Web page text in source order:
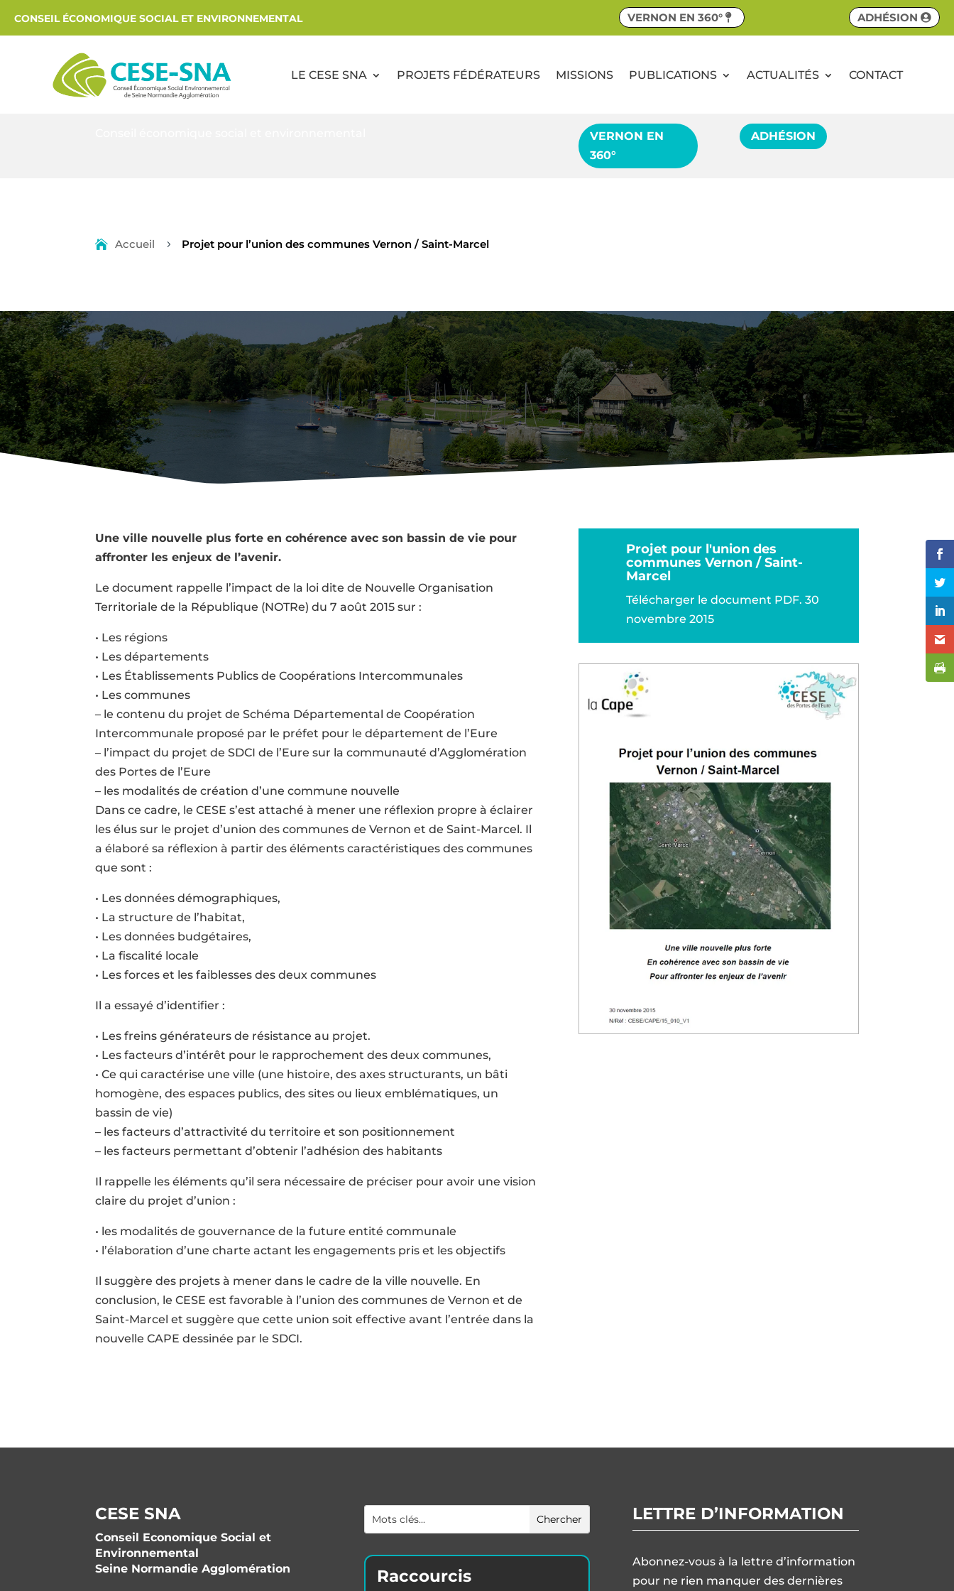
CONSEIL ÉCONOMIQUE SOCIAL ET ENVIRONNEMENTAL VERNON EN 360° ADHÉSION
LE CESE SNA PROJETS FÉDÉRATEURS MISSIONS PUBLICATIONS ACTUALITÉS CONTACT
VERNON EN
360°
ADHÉSION
Accueil 5 Projet pour l’union des communes Vernon / Saint-Marcel
30 Nov 2015 Commandes de SNA,Documents de référence,Etudes du CESE
Une ville nouvelle plus forte en cohérence avec son bassin de vie pour
affronter les enjeux de l’avenir.
Le document rappelle l’impact de la loi dite de Nouvelle Organisation
Territoriale de la République (NOTRe) du 7 août 2015 sur :
• Les régions
• Les départements
• Les Établissements Publics de Coopérations Intercommunales
• Les communes
– le contenu du projet de Schéma Départemental de Coopération
Intercommunale proposé par le préfet pour le département de l’Eure
– l’impact du projet de SDCI de l’Eure sur la communauté d’Agglomération
des Portes de l’Eure
– les modalités de création d’une commune nouvelle
Dans ce cadre, le CESE s’est attaché à mener une réflexion propre à éclairer
les élus sur le projet d’union des communes de Vernon et de Saint-Marcel. Il
a élaboré sa réflexion à partir des éléments caractéristiques des communes
que sont :
• Les données démographiques,
• La structure de l’habitat,
• Les données budgétaires,
• La fiscalité locale
• Les forces et les faiblesses des deux communes
Il a essayé d’identifier :
• Les freins générateurs de résistance au projet.
• Les facteurs d’intérêt pour le rapprochement des deux communes,
• Ce qui caractérise une ville (une histoire, des axes structurants, un bâti
homogène, des espaces publics, des sites ou lieux emblématiques, un
bassin de vie)
– les facteurs d’attractivité du territoire et son positionnement
– les facteurs permettant d’obtenir l’adhésion des habitants
Il rappelle les éléments qu’il sera nécessaire de préciser pour avoir une vision
claire du projet d’union :
• les modalités de gouvernance de la future entité communale
• l’élaboration d’une charte actant les engagements pris et les objectifs
Il suggère des projets à mener dans le cadre de la ville nouvelle. En
conclusion, le CESE est favorable à l’union des communes de Vernon et de
Saint-Marcel et suggère que cette union soit effective avant l’entrée dans la
nouvelle CAPE dessinée par le SDCI.
Projet pour l'union des
communes Vernon / Saint-
Marcel
Télécharger le document PDF. 30
novembre 2015
CESE SNA
Conseil Economique Social et
Environnemental
Seine Normandie Agglomération
Raccourcis
LETTRE D’INFORMATION
Abonnez-vous à la lettre d’information
pour ne rien manquer des dernières